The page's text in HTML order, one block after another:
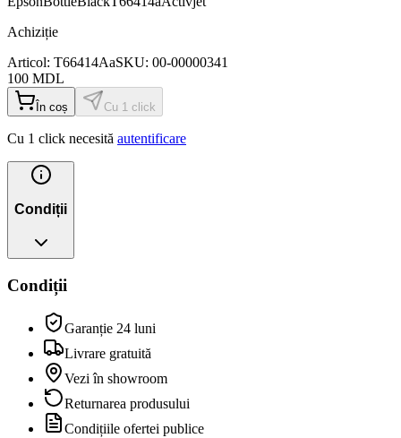
Achiziție
Articol: T66414AaSKU: 00-00000341
100 MDL
În coș Cu 1 click
Cu 1 click necesită autentificare
Condiții
Condiții
Garanție 24 luni
Livrare gratuită
Vezi în showroom
Returnarea produsului
Condițiile ofertei publice